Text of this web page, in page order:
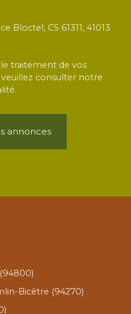
Bloctel, CS 61311, 41013
traitement de vos
consulter notre
.
annonces
Bicêtre (94270)